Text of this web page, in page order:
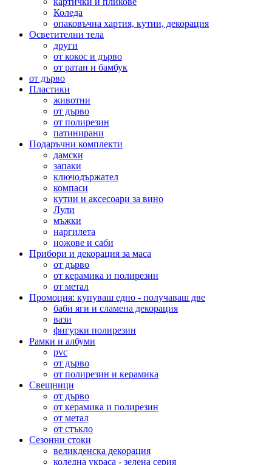
Коледа
опаковъчна хартия, кутии, декорация
Осветителни тела
други
от кокос и дърво
от ратан и бамбук
от дърво
Пластики
животни
от дърво
от полирезин
патинирани
Подаръчни комплекти
дамски
запаки
ключодържател
компаси
кутии и аксесоари за вино
Лули
мъжки
наргилета
ножове и саби
Прибори и декорация за маса
от дърво
от керамика и полирезин
от метал
Промоция: купуваш едно - получаваш две
баби яги и сламена декорация
вази
фигурки полирезин
Рамки и албуми
pvc
от дърво
от полирезин и керамика
Свещници
от дърво
от керамика и полирезин
от метал
от стъкло
Сезонни стоки
великденска декорация
коледна украса - зелена серия